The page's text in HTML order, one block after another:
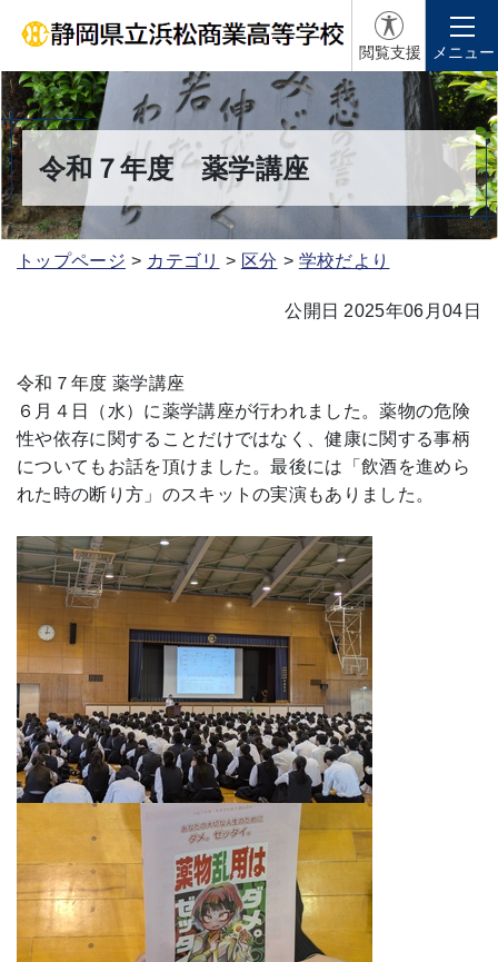
閲覧支援 メニュー
令和７年度 薬学講座
トップページ カテゴリ 区分 学校だより
公開日 2025年06月04日
令和７年度 薬学講座
６月４日（水）に薬学講座が行われました。薬物の危険
性や依存に関することだけではなく、健康に関する事柄
についてもお話を頂けました。最後には「飲酒を進めら
れた時の断り方」のスキットの実演もありました。